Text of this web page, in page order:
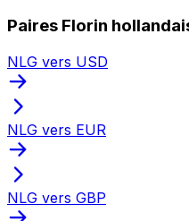
Paires Florin
NLG vers USD
NLG vers EUR
NLG vers GBP